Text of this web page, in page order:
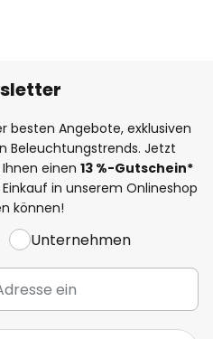
besten Angebote, exklusiven
Beleuchtungstrends. Jetzt
einen 13 %-Gutschein*
in unserem Onlineshop
können!
Unternehmen